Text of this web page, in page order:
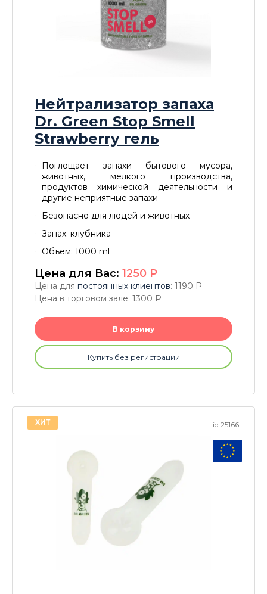
Нейтрализатор запаха
Dr. Green Stop Smell
Strawberry гель
Поглощает запахи бытового мусора,
животных, мелкого производства,
продуктов химической деятельности и
другие неприятные запахи
Безопасно для людей и животных
Запах: клубника
Объем: 1000 ml
Цена для Вас: 1250 P
Цена для постоянных клиентов: 1190 P
Цена в торговом зале: 1300 P
В корзину
Купить без регистрации
id 25166
ХИТ